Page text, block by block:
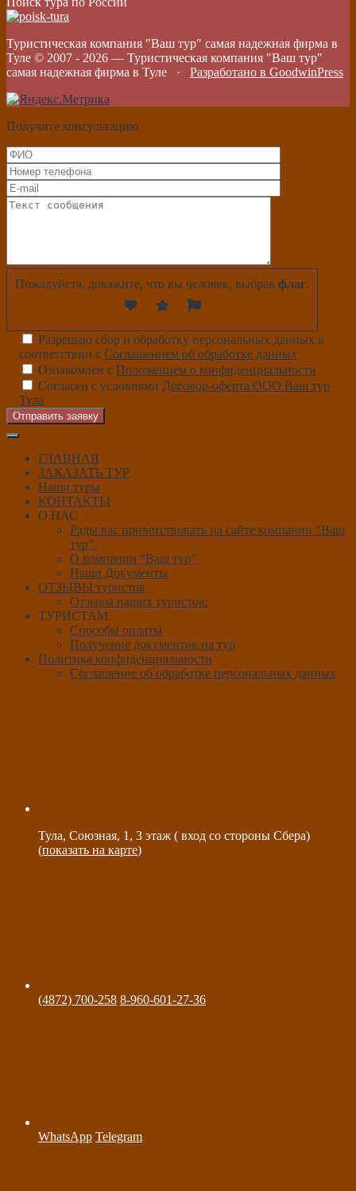
Туристическая компания "Ваш тур" самая надежная фирма в
Туле © 2007 - 2026 — Туристическая компания "Ваш тур"
самая надежная фирма в Туле · Разработано в GoodwinPress
Получите консультацию
Пожалуйста, докажите, что вы человек, выбрав флаг.
Разрешаю сбор и обработку персональных данных в
соответствии с Соглашением об обработке данных
Ознакомлен с Положением о конфиденциальности
Согласен с условиями Договор-оферта ООО Ваш тур
Тула
Отправить заявку
ГЛАВНАЯ
ЗАКАЗАТЬ ТУР
Наши туры
КОНТАКТЫ
О НАС
Рады вас приветствовать на сайте компании “Ваш
тур”.
О компании “Ваш тур”
Наши Документы
ОТЗЫВЫ туристов
Отзывы наших туристов:
ТУРИСТАМ
Способы оплаты
Получение документов на тур
Политика конфиденциальности
Соглашение об обработке персональных данных
Тула, Союзная, 1, 3 этаж ( вход со стороны Сбера)
(показать на карте)
(4872) 700-258 8-960-601-27-36
WhatsApp Telegram